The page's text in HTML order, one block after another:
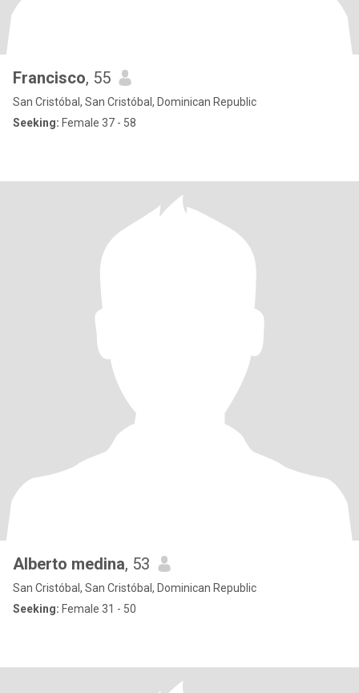
Francisco, 55
San Cristóbal, San Cristóbal, Dominican Republic
Seeking: Female 37 - 58
Alberto medina, 53
San Cristóbal, San Cristóbal, Dominican Republic
Seeking: Female 31 - 50